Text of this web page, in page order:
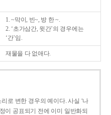
1. ~막이, 빈~, 방 한 ~.
2. ‘초가삼간, 윗간’의 경우에는
‘간’임.
재물을 다 없애다.
로 변한 경우의 예이다. 사실 ‘나
이 공표되기 전에 이미 일반화되